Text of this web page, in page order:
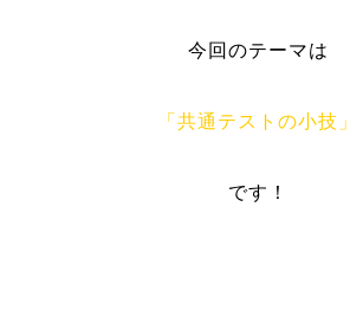
今回のテーマは
「共通テストの小技」
です！